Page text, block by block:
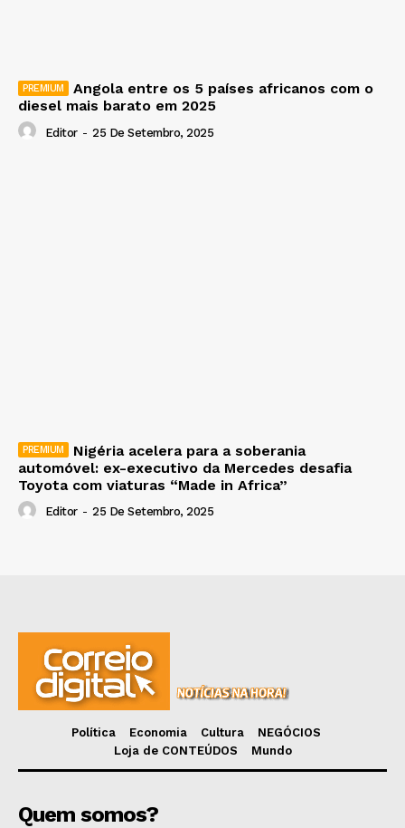
Angola entre os 5 países africanos com o
diesel mais barato em 2025
Editor - 25 De Setembro, 2025
Nigéria acelera para a soberania
automóvel: ex-executivo da Mercedes desafia
Toyota com viaturas “Made in Africa”
Editor - 25 De Setembro, 2025
Política Economia Cultura
NEGÓCIOS
Loja de CONTEÚDOS
Mundo
Quem somos?